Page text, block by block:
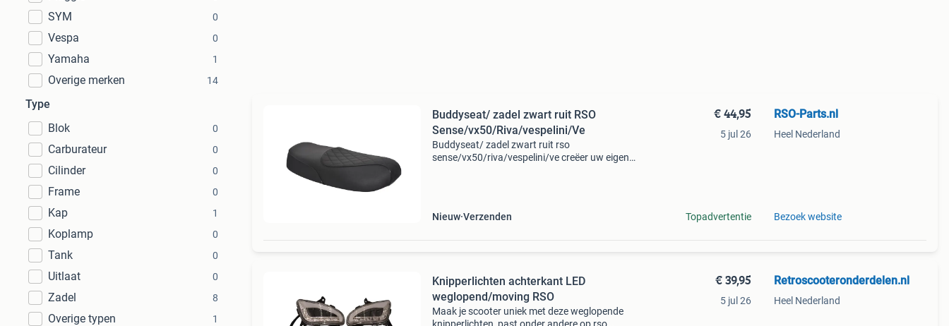
SYM 0
Vespa 0
Yamaha 1
Overige merken 14
Type
Blok
0
Carburateur 0
Cilinder 0
Frame 0
Kap 1
Koplamp 0
Tank 0
Uitlaat 0
Zadel 8
Overige typen 1
Buddyseat/ zadel zwart ruit RSO
Sense/vx50/Riva/vespelini/Ve
Buddyseat/ zadel zwart ruit rso
sense/vx50/riva/vespelini/ve creëer uw eigen
Nieuw Verzenden
€ 44,95
5 jul 26
Topadvertentie
RSO-Parts.nl
Heel Nederland
Bezoek website
Knipperlichten achterkant LED
weglopend/moving RSO
Maak je scooter uniek met deze weglopende
€ 39,95
5 jul 26
Retroscooteronderdelen.nl
Heel Nederland